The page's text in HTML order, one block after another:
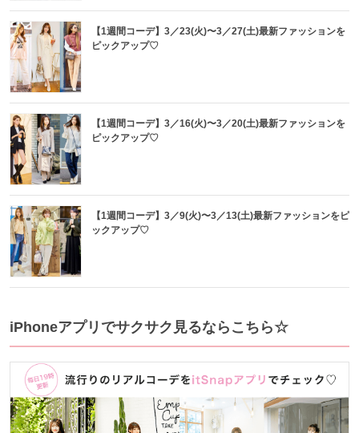
【1週間コーデ】3／23(火)〜3／27(土)最新ファッションを
ピックアップ♡
【1週間コーデ】3／16(火)〜3／20(土)最新ファッションを
ピックアップ♡
【1週間コーデ】3／9(火)〜3／13(土)最新ファッションをピ
ックアップ♡
iPhoneアプリでサクサク見るならこちら☆